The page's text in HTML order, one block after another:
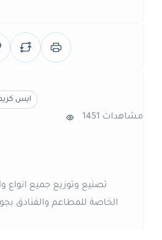
ايس
1451 مشاهدات
تصنيع وتوزيع جميع انواع
الخاصة للمطاعم والفنادق